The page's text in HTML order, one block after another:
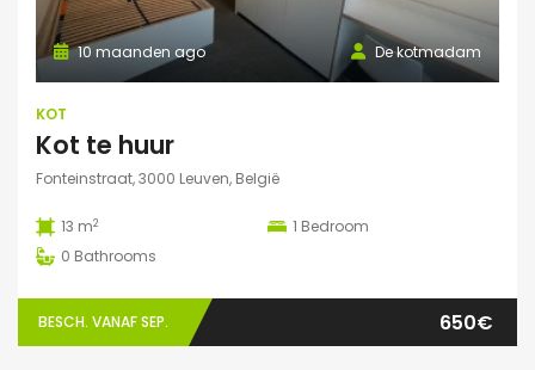
De kotmadam
10 maanden ago
KOT
Kot te huur
Fonteinstraat, 3000 Leuven, België
13 m2 1 Bedroom
0 Bathrooms
BESCH. VANAF SEP. 650€